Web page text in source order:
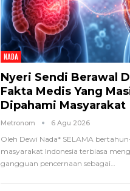
NADA
Nyeri Sendi Berawal
Fakta Medis Yang
Dipahami Masyarakat
Metronom 6 Agu 2026
Oleh Dewi Nada* SELAMA
masyarakat Indonesia terbiasa
gangguan pencernaan sebagai…